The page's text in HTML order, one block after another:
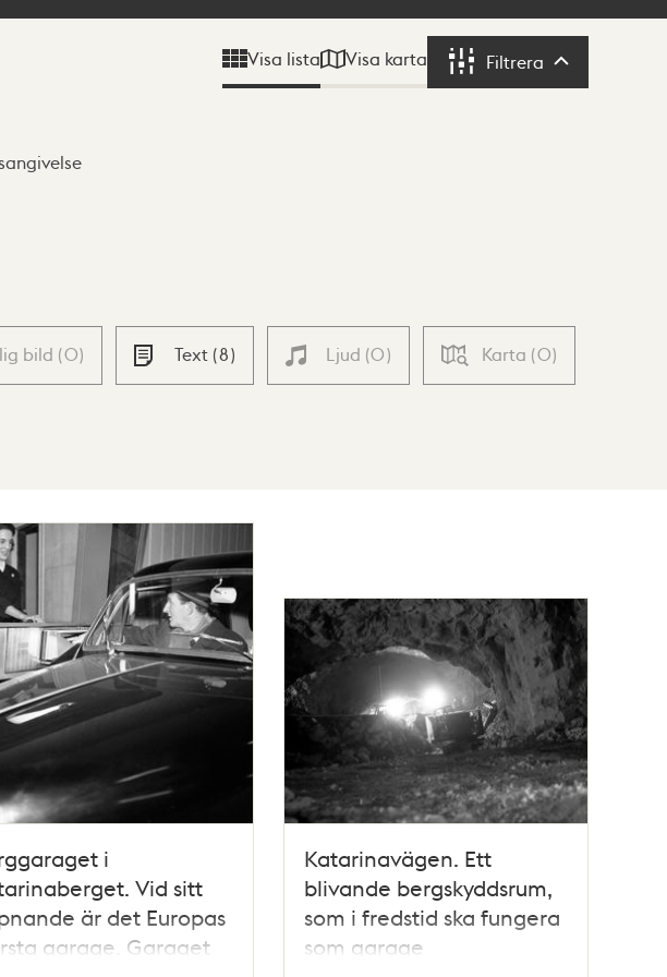
Visa lista Visa karta Filtrera Filtrera
bild (0) Text (8) Ljud (0) Karta (0)
i
Vid sitt
är det Europas
garage. Garaget
Katarinavägen. Ett
blivande bergskyddsrum,
som i fredstid ska fungera
som garage